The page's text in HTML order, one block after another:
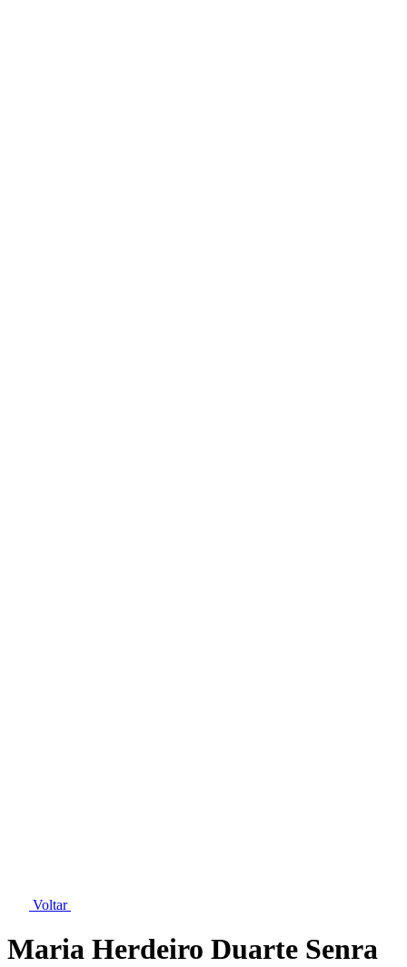
Voltar
Maria Herdeiro Duarte Senra